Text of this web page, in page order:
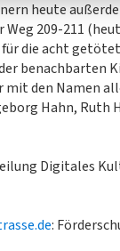
heute
Weg 209-211
für die acht
benachbarten
den Namen
Hahn, Ruth
Digitales
: